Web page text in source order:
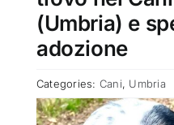
SMARRITI O DA ADOTTARE
ATTUALITÀ
(Umbria) e
adozione
Categories: Cani, Umbria